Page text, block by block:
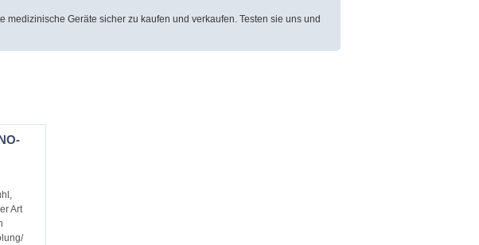
medizinische Geräte sicher zu kaufen und verkaufen. Testen sie uns und
Art